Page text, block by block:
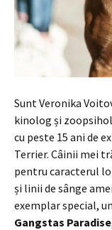
Sunt Veronika
kinolog și
cu peste 15 ani de
Terrier. Câinii mei
pentru caracterul
și linii de sânge
exemplar special,
Gangstas Paradise